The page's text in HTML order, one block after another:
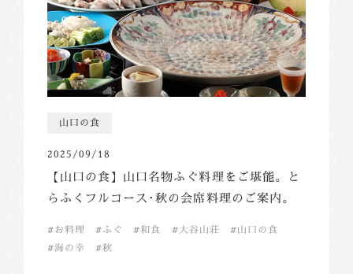
山口の食
2025/09/18
【山口の食】山口名物ふぐ料理をご堪能。と
らふくフルコース･秋の会席料理のご案内。
お料理 ふぐ 和食 大谷山荘
山口の食
海の幸
秋